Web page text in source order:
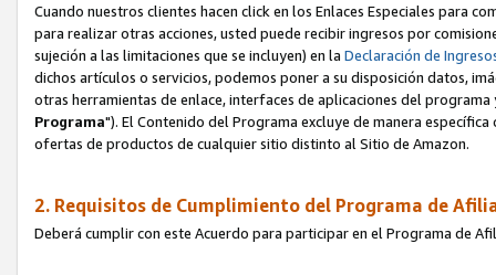
Cuando nuestros clientes hacen click en los Enlaces Especiales para
para realizar otras acciones, usted puede recibir ingresos por
sujeción a las limitaciones que se incluyen) en la Declaración de
dichos artículos o servicios, podemos poner a su disposición datos,
otras herramientas de enlace, interfaces de aplicaciones del
Programa"). El Contenido del Programa excluye de manera
ofertas de productos de cualquier sitio distinto al Sitio de Amazon.
2. Requisitos de Cumplimiento del Programa de
Deberá cumplir con este Acuerdo para participar en el Programa de